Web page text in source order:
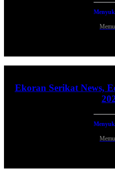
Ekoran Serikat News,